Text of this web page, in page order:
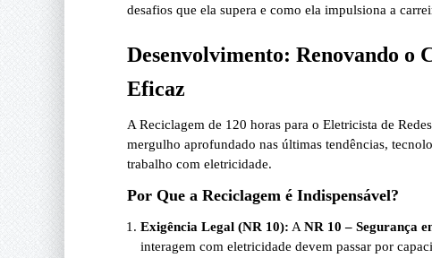
desafios que ela supera e como ela impulsiona a
Desenvolvimento: Renovando o
Eficaz
A Reciclagem de 120 horas para o Eletricista de
mergulho aprofundado nas últimas tendências,
trabalho com eletricidade.
Por Que a Reciclagem é Indispensável?
Exigência Legal (NR 10): A NR 10 – Segurança
interagem com eletricidade devem passar por